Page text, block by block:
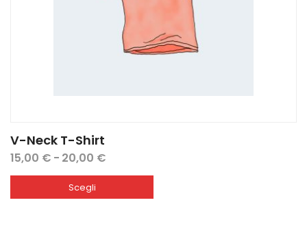
V-Neck T-Shirt
15,00 € - 20,00 €
di
da
Scegli